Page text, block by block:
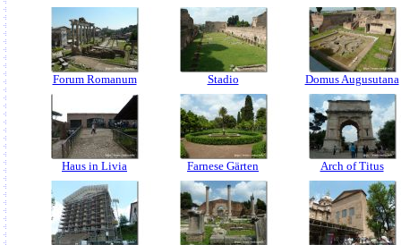
Forum Romanum Stadio Domus Augusutana
Haus in Livia Farnese Gärten Arch of Titus